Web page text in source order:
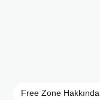
Free Zone Hakkında